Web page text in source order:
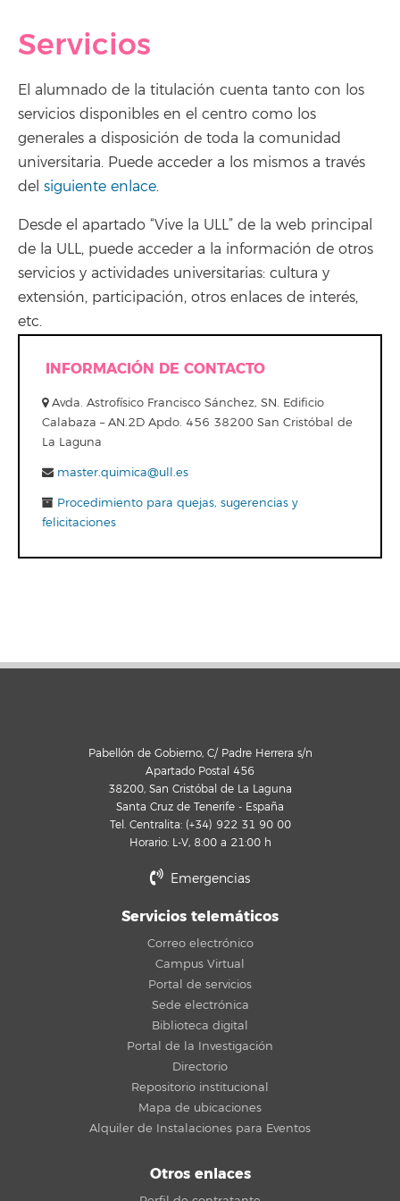
Servicios
El alumnado de la titulación cuenta tanto con los
servicios disponibles en el centro como los
generales a disposición de toda la comunidad
universitaria. Puede acceder a los mismos a través
del siguiente enlace.
Desde el apartado “Vive la ULL” de la web principal
de la ULL, puede acceder a la información de otros
servicios y actividades universitarias: cultura y
extensión, participación, otros enlaces de interés,
etc.
INFORMACIÓN DE CONTACTO
Avda. Astrofísico Francisco Sánchez, SN. Edificio
Calabaza – AN.2D Apdo. 456 38200 San Cristóbal de
La Laguna
master.quimica@ull.es
Procedimiento para quejas, sugerencias y
felicitaciones
Pabellón de Gobierno, C/ Padre Herrera s/n
Apartado Postal 456
38200, San Cristóbal de La Laguna
Santa Cruz de Tenerife - España
Tel. Centralita: (+34) 922 31 90 00
Horario: L-V, 8:00 a 21:00 h
Emergencias
Servicios telemáticos
Correo electrónico
Campus Virtual
Portal de servicios
Sede electrónica
Biblioteca digital
Portal de la Investigación
Directorio
Repositorio institucional
Mapa de ubicaciones
Alquiler de Instalaciones para Eventos
Otros enlaces